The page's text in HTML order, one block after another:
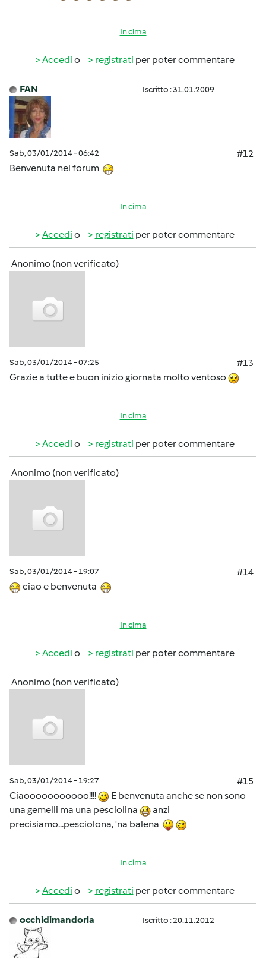
In cima
Accedi o registrati per poter commentare
FAN Iscritto : 31.01.2009
Sab, 03/01/2014 - 06:42
#12
Benvenuta nel forum
In cima
Accedi o registrati per poter commentare
Anonimo (non verificato)
Sab, 03/01/2014 - 07:25
#13
Grazie a tutte e buon inizio giornata molto ventoso
In cima
Accedi o registrati per poter commentare
Anonimo (non verificato)
Sab, 03/01/2014 - 19:07
#14
ciao e benvenuta
In cima
Accedi o registrati per poter commentare
Anonimo (non verificato)
Sab, 03/01/2014 - 19:27
#15
Ciaooooooooooo!!!!
E benvenuta anche se non sono
una gemelli ma una pesciolina
anzi
precisiamo...pesciolona, 'na balena
In cima
Accedi o registrati per poter commentare
occhidimandorla Iscritto : 20.11.2012